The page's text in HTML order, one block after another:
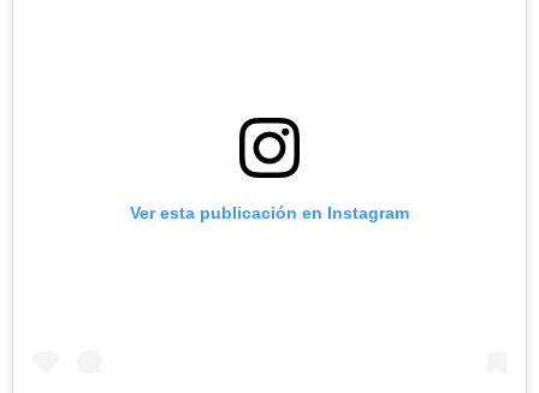
Ver esta publicación en Instagram